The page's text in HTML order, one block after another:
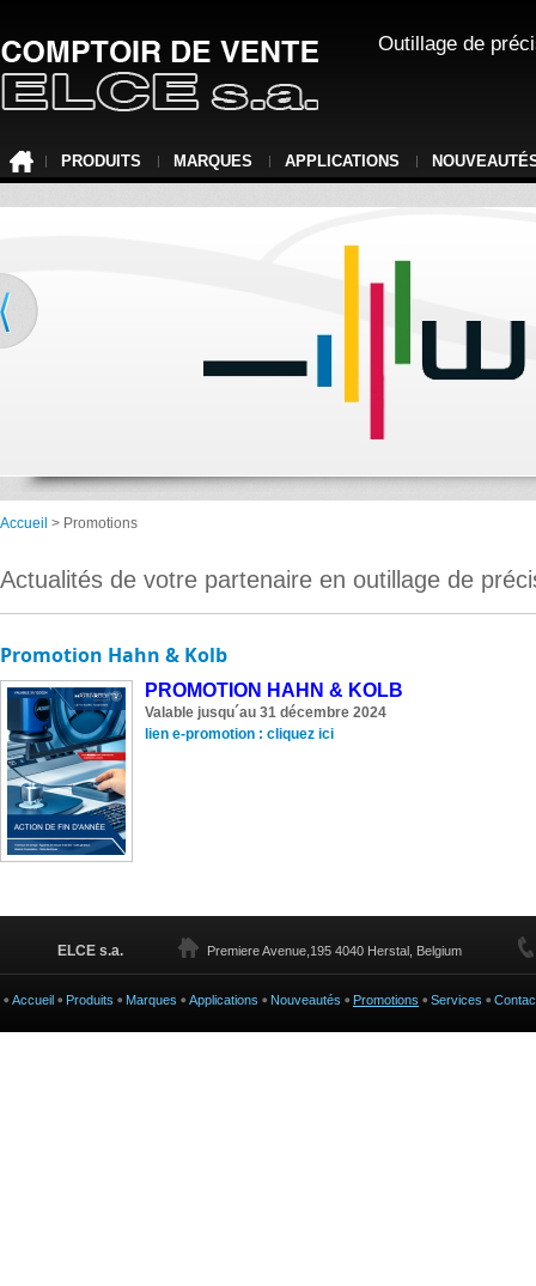
Outillage de
PRODUITS MARQUES APPLICATIONS
Accueil > Promotions
Actualités de votre partenaire en outillage de
Promotion Hahn & Kolb
PROMOTION HAHN & KOLB
Valable jusqu´au 31 décembre 2024
lien e-promotion : cliquez ici
ELCE s.a. Premiere Avenue,195 4040 Herstal, Belgium
Accueil Produits Marques Applications Nouveautés Promotions Services